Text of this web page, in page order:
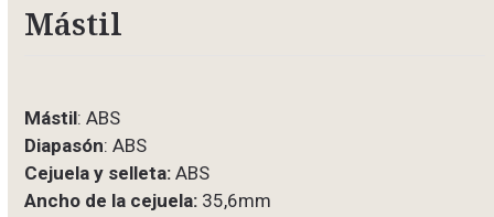
Mástil
Mástil: ABS
Diapasón: ABS
Cejuela y selleta: ABS
Ancho de la cejuela: 35,6mm